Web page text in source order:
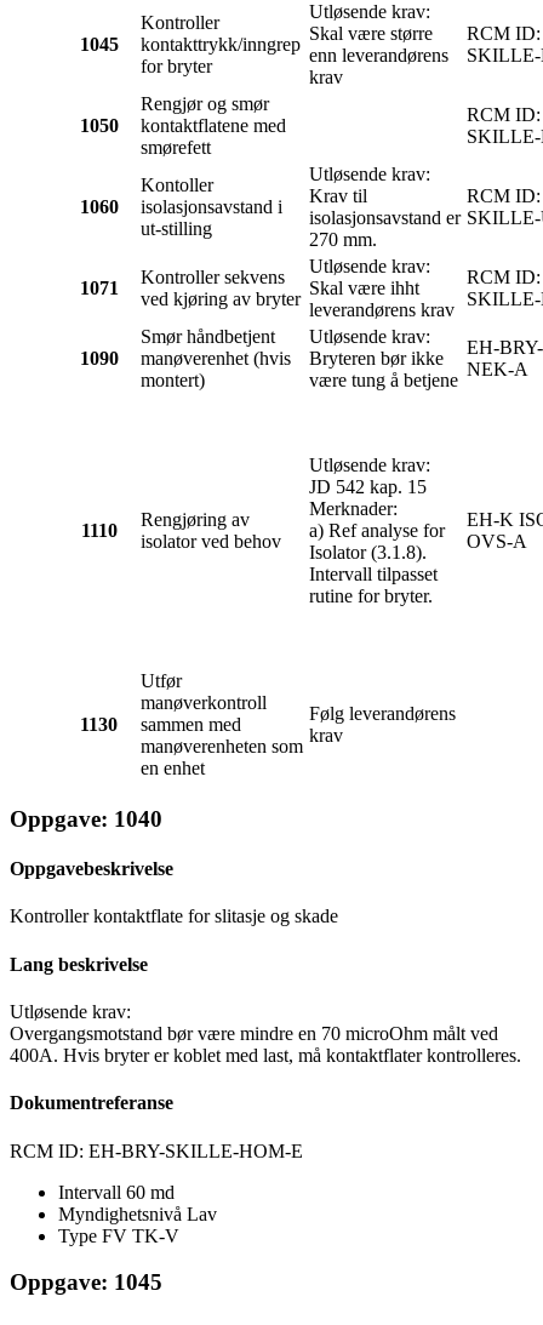
1045
Kontroller
kontakttrykk/inngrep
for bryter
Utløsende krav:
Skal være større
enn leverandørens
krav
RCM
1050
Rengjør og smør
kontaktflatene med
smørefett
RCM
1060
Kontoller
isolasjonsavstand i
ut-stilling
Utløsende krav:
Krav til
isolasjonsavstand er
270 mm.
RCM
1071
Kontroller sekvens
ved kjøring av bryter
Utløsende krav:
Skal være ihht
leverandørens krav
RCM
1090
Smør håndbetjent
manøverenhet (hvis
montert)
Utløsende krav:
Bryteren bør ikke
være tung å betjene
EH-
NEK-A
1110
Rengjøring av
isolator ved behov
Utløsende krav:
JD 542 kap. 15
Merknader:
a) Ref analyse for
Isolator (3.1.8).
Intervall tilpasset
rutine for bryter.
EH-K
OVS-A
1130
Utfør
manøverkontroll
sammen med
manøverenheten som
en enhet
Følg leverandørens
krav
Oppgave: 1040
Oppgavebeskrivelse
Kontroller kontaktflate for slitasje og skade
Lang beskrivelse
Utløsende krav:
Overgangsmotstand bør være mindre en 70 microOhm målt ved
400A. Hvis bryter er koblet med last, må kontaktflater kontrolleres.
Dokumentreferanse
RCM ID: EH-BRY-SKILLE-HOM-E
Intervall 60 md
Myndighetsnivå Lav
Type FV TK-V
Oppgave: 1045